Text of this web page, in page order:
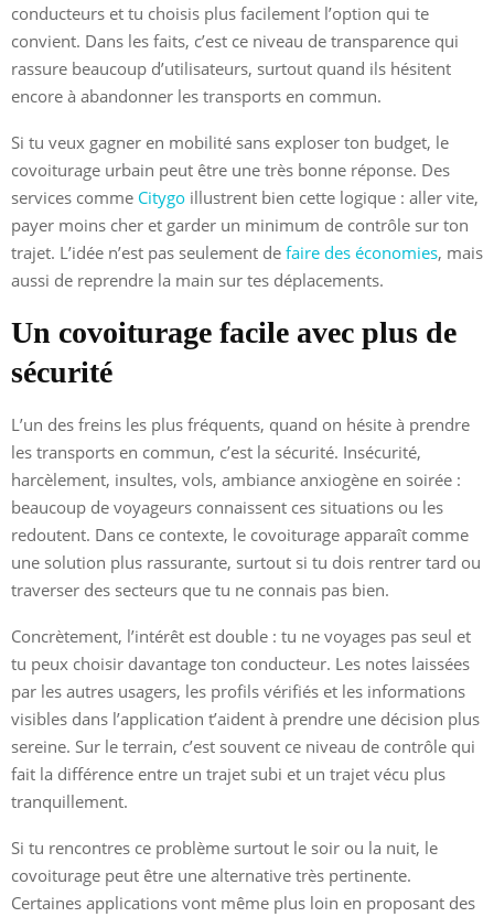
conducteurs et tu choisis plus facilement l’option qui te
convient. Dans les faits, c’est ce niveau de transparence qui
rassure beaucoup d’utilisateurs, surtout quand ils hésitent
encore à abandonner les transports en commun.
Si tu veux gagner en mobilité sans exploser ton budget, le
covoiturage urbain peut être une très bonne réponse. Des
services comme Citygo illustrent bien cette logique : aller vite,
payer moins cher et garder un minimum de contrôle sur ton
trajet. L’idée n’est pas seulement de faire des économies, mais
aussi de reprendre la main sur tes déplacements.
Un covoiturage facile avec plus de
sécurité
L’un des freins les plus fréquents, quand on hésite à prendre
les transports en commun, c’est la sécurité. Insécurité,
harcèlement, insultes, vols, ambiance anxiogène en soirée :
beaucoup de voyageurs connaissent ces situations ou les
redoutent. Dans ce contexte, le covoiturage apparaît comme
une solution plus rassurante, surtout si tu dois rentrer tard ou
traverser des secteurs que tu ne connais pas bien.
Concrètement, l’intérêt est double : tu ne voyages pas seul et
tu peux choisir davantage ton conducteur. Les notes laissées
par les autres usagers, les profils vérifiés et les informations
visibles dans l’application t’aident à prendre une décision plus
sereine. Sur le terrain, c’est souvent ce niveau de contrôle qui
fait la différence entre un trajet subi et un trajet vécu plus
tranquillement.
Si tu rencontres ce problème surtout le soir ou la nuit, le
covoiturage peut être une alternative très pertinente.
Certaines applications vont même plus loin en proposant des